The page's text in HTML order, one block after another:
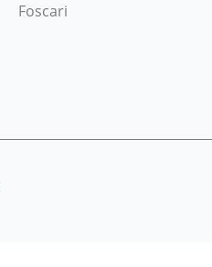
Foscari